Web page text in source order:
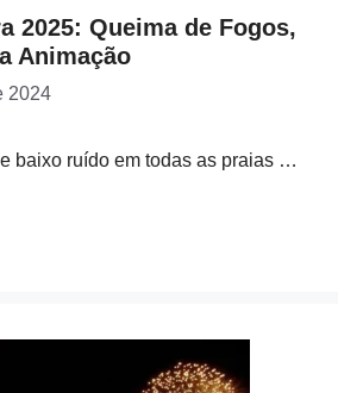
2025: Queima de Fogos,
Animação
2024
baixo ruído em todas as praias …